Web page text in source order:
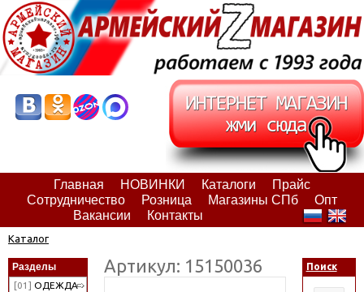
Главная НОВИНКИ Каталоги
Прайс
Сотрудничество
Розница Магазины СПб
Опт
Вакансии
Контакты
Каталог
Разделы
[01] ОДЕЖДА
Артикул: 15150036 Поиск